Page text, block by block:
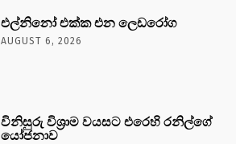
එල්නිනෝ එක්ක එන ලෙඩරෝග
AUGUST 6, 2026
විනිසුරු විශ්‍රාම වයසට එරෙහි රනිල්ගේ
යෝජනාව